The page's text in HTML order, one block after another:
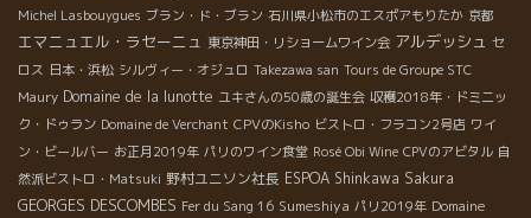
Michel Lasbouygues ブラン・ド・ブラン 石川県小松市のエスポアもりたか 京都
エマニュエル・ラセーニュ 東京神田・リショームワイン会 アルデッシュ セ
ロス 日本・浜松 シルヴィー・オジュロ Takezawa san Tours de Groupe STC
Maury Domaine de la lunotte ユキさんの50歳の誕生会 収穫2018年・ドミニッ
ク・ドゥラン Domaine de Verchant CPVのKisho ビストロ・フラコン2号店 ワイ
ン・ビールバー お正月2019年 パリのワイン食堂 Rosé Obi Wine CPVのアビタル 自
然派ビストロ・Matsuki 野村ユニソン社長 ESPOA Shinkawa Sakura
GEORGES DESCOMBES Fer du Sang 16 Sumeshiya パリ2019年 Domaine